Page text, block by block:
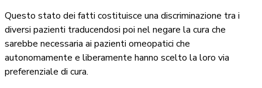
Questo stato dei fatti costituisce una discriminazione tra i
diversi pazienti traducendosi poi nel negare la cura che
sarebbe necessaria ai pazienti omeopatici che
autonomamente e liberamente hanno scelto la loro via
preferenziale di cura.